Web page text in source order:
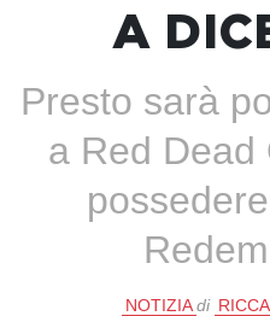
A
Presto sarà
a Red Dead
NOTIZIA di